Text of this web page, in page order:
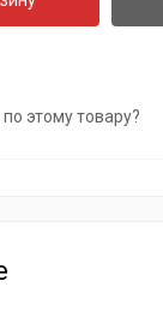
этому товару?